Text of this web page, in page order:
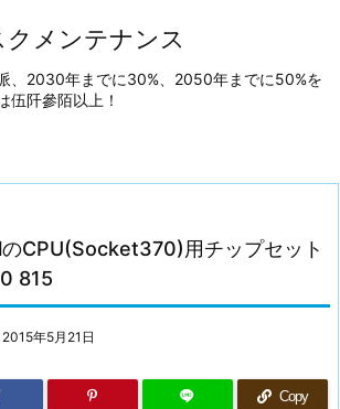
メンテナンス
、2030年までに30%、2050年までに50%を
伍阡參陌以上！
CPU(Socket370)用チップセット
815
2015年5月21日
Copy